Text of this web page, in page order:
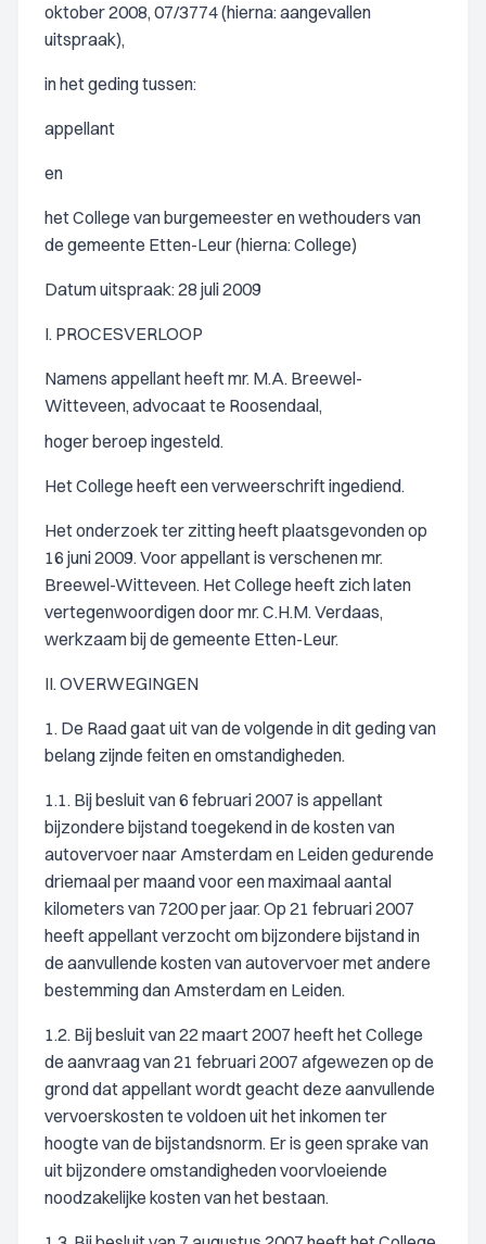
oktober 2008, 07/3774 (hierna: aangevallen
uitspraak),
in het geding tussen:
appellant
en
het College van burgemeester en wethouders van
de gemeente Etten-Leur (hierna: College)
Datum uitspraak: 28 juli 2009
I. PROCESVERLOOP
Namens appellant heeft mr. M.A. Breewel-
Witteveen, advocaat te Roosendaal,
hoger beroep ingesteld.
Het College heeft een verweerschrift ingediend.
Het onderzoek ter zitting heeft plaatsgevonden op
16 juni 2009. Voor appellant is verschenen mr.
Breewel-Witteveen. Het College heeft zich laten
vertegenwoordigen door mr. C.H.M. Verdaas,
werkzaam bij de gemeente Etten-Leur.
II. OVERWEGINGEN
1. De Raad gaat uit van de volgende in dit geding van
belang zijnde feiten en omstandigheden.
1.1. Bij besluit van 6 februari 2007 is appellant
bijzondere bijstand toegekend in de kosten van
autovervoer naar Amsterdam en Leiden gedurende
driemaal per maand voor een maximaal aantal
kilometers van 7200 per jaar. Op 21 februari 2007
heeft appellant verzocht om bijzondere bijstand in
de aanvullende kosten van autovervoer met andere
bestemming dan Amsterdam en Leiden.
1.2. Bij besluit van 22 maart 2007 heeft het College
de aanvraag van 21 februari 2007 afgewezen op de
grond dat appellant wordt geacht deze aanvullende
vervoerskosten te voldoen uit het inkomen ter
hoogte van de bijstandsnorm. Er is geen sprake van
uit bijzondere omstandigheden voorvloeiende
noodzakelijke kosten van het bestaan.